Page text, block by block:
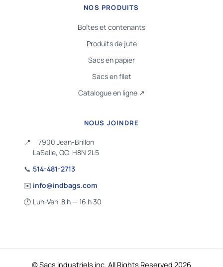
NOS PRODUITS
Boîtes et contenants
Produits de jute
Sacs en papier
Sacs en filet
Catalogue en ligne ↗
NOUS JOINDRE
📍
7900 Jean-Brillon
LaSalle, QC H8N 2L5
📞 514-481-2713
✉️ info@indbags.com
🕐 Lun-Ven 8 h — 16 h 30
© Sacs industriels inc. All Rights Reserved 2026